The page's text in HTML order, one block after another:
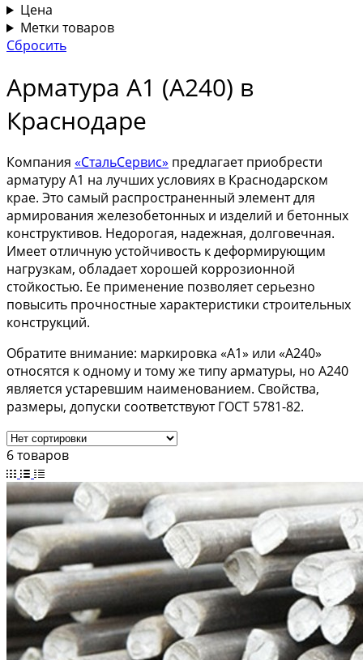
Цена
Метки товаров
Сбросить
Арматура А1 (А240) в
Краснодаре
Компания «СтальСервис» предлагает приобрести
арматуру А1 на лучших условиях в Краснодарском
крае. Это самый распространенный элемент для
армирования железобетонных и изделий и бетонных
конструктивов. Недорогая, надежная, долговечная.
Имеет отличную устойчивость к деформирующим
нагрузкам, обладает хорошей коррозионной
стойкостью. Ее применение позволяет серьезно
повысить прочностные характеристики строительных
конструкций.
Обратите внимание: маркировка «А1» или «А240»
относятся к одному и тому же типу арматуры, но А240
является устаревшим наименованием. Свойства,
размеры, допуски соответствуют ГОСТ 5781-82.
6 товаров